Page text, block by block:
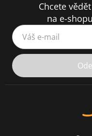
Chcete
na e-
Váš e-mail